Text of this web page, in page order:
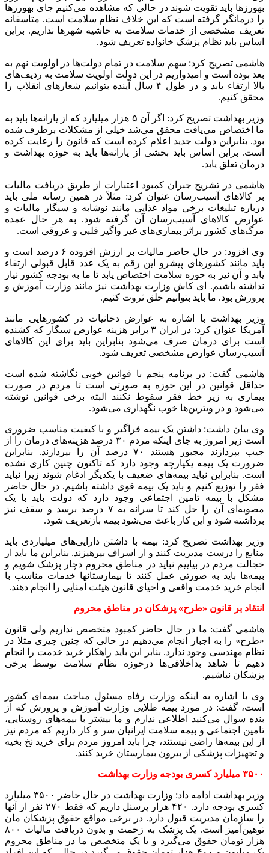
بهورزها باید تقویت شوند در حالی که مشاهده می‌کنیم جای بهورزها
را درمانگر گرفته است که این خلاف نظام سلامت است. متاسفانه
تعریف مشخصی از خدمات سلامت به حاشیه شهرها نداریم. براین
اساس باید نظام پزشک خانواده تعریف شود.
​هاشمی تصریح کرد: سهم سلامت در تمام دولت‌ها در اولویت نهم به
بعد بوده است و امیدواریم در این دولت اولویت سلامت به ردیف‌های
بالا ارتقاء یابد و در طول ۴ سال آینده بتوانیم شعارهای انقلاب را
محقق کنیم.
وزیر بهداشت تصریح کرد: اگر آن ۵ هزار میلیارد که از یارانه‌ها باید به
ما اختصاص می‌یافت محقق می‌شد خیلی از مشکلات برطرف شده
بود. بنابراین دولت جدید اعلام کرده است که قانون را رعایت کرده
است. براین اساس باید بخشی از یارانه‌ها باید به حوزه بهداشت و
درمان تعلق یابد.
هاشمی در تشریح جبران کمبود اعتبارات از طریق دریافت مالیات
بر کالاهای آسیب‌رسان عنوان کرد: مثلاً در همین رسانه ملی باید
درباره تبلیغات برخی مواد غذایی مانند نوشابه و سیگار مالیات و
عوارض کالاهای آسیب‌رسان آن گرفته شود. به هر حال عمده
مرگ‌های کشور براثر بیماری‌های غیر واگیر قلبی و عروقی است.
وی افزود: در حال حاضر مالیات بر ارزش افزوده ۶ درصد است و
باید مانند کشورهای پیشرو این رقم به یک عدد قابل قبولی ارتقاء
یابد و آن نیز به حوزه سلامت اختصاص یابد تا ما به بودجه کشور نیاز
نداشته باشیم. ای کاش وزارت بهداشت نیز مانند وزارت آموزش و
پرورش بود. ما باید بتوانیم خلق ثروت کنیم.
وزیر بهداشت با اشاره به عوارض دخانیات در کشورهایی مانند
آمریکا عنوان کرد: در ایران ۳ برابر هزینه عوارض سیگار که کشنده
است برای درمان صرف می‌شود بنابراین باید برای این کالاهای
آسیب‌رسان عوارض مشخصی تعریف شود.
هاشمی گفت: در برنامه پنجم با قوانین خوبی نگاشته شده است
حداقل قوانین در این حوزه به صورتی است تا مردم در صورت
بیماری به زیر خط فقر سقوط نکنند البته برخی قوانین نوشته
می‌شود و در ویترین‌ها خوب نگهداری می‌شود.
وی بیان داشت: داشتن یک بیمه فراگیر و با کیفیت مناسب ضروری
است زیر امروز به جای اینکه مردم ۳۰ درصد هزینه‌های درمان را از
جیب بپردازند مجبور هستند ۷۰ درصد آن را بپردازند. بنابراین
ضرورت یک بیمه یکپارچه وجود دارد که تاکنون چنین کاری نشده
است. بنابراین نباید بیمه‌های ضعیف با یکدیگر ادغام شوند زیرا نباید
فقر را توزیع کنیم و باید یک بیمه قوی داشته باشیم. در حال حاضر
مشکل با بیمه تامین اجتماعی وجود دارد که دولت باید با یک
مصوبه‌ای آن را حل کند تا سرانه به ۷ درصد برسد و سقف نیز
برداشته شود و این کار باعث می‌شود بیمه بازتعریف شود.
وزیر بهداشت تصریح کرد: بیمه با داشتن دارایی‌های میلیاردی باید
منابع را درست مدیریت کنند و از اسراف بپرهیزند. بنابراین ما باید از
خجالت مردم در بیاییم نباید در مناطق محروم دچار پزشک شویم و
بیمه‌ها باید به صورتی عمل کنند تا بیمارستانها خدمات مناسب با
انجام خرید خدمت واقعی و احیای قانون هیئت امنایی را انجام دهند.
انتقاد بر قانون «طرح» پزشکان در مناطق محروم
هاشمی گفت: ما در حال حاضر کمبود متخصص نداریم ولی قانون
«طرح» را به اجبار انجام می‌دهیم در حالی که چنین چیزی مثلا در
نظام مهندسی وجود ندارد. بنابر این باید راهکار خرید خدمت را انجام
دهیم تا شاهد بداخلاقی‌ها درحوزه نظام سلامت توسط برخی
پزشکان نباشیم.
وی با اشاره به اینکه وزارت رفاه مسئول مباحث بیمه‌ای کشور
است، گفت: در مورد بیمه طلایی وزارت آموزش و پرورش که از
بنده سوال می‌کنید اطلاعی ندارم و ما بیشتر با بیمه‌های روستایی،
تامین اجتماعی و بیمه سلامت ایرانیان سر و کار داریم که مردم نیز
از این بیمه‌ها راضی نیستند، چرا باید امروز مردم برای خرید نخ بخیه
و تجهیزات پزشکی از بیرون بیمارستان خرید کنند.
۳۵۰۰ میلیارد کسری بودجه وزارت بهداشت
وزیر بهداشت ادامه داد: وزارت بهداشت در حال حاضر ۳۵۰۰ میلیارد
کسری بودجه دارد. ۴۲۰ هزار پرسنل داریم که فقط ۲۷۰ نفر از آنها
را سازمان مدیریت قبول دارد. در برخی مواقع حقوق پزشکان مان
توهین‌آمیز است. یک پزشک به زحمت و بدون دریافت مالیات ۸۰۰
هزار تومان حقوق می‌گیرد و یا یک متخصص ما در مناطق محروم